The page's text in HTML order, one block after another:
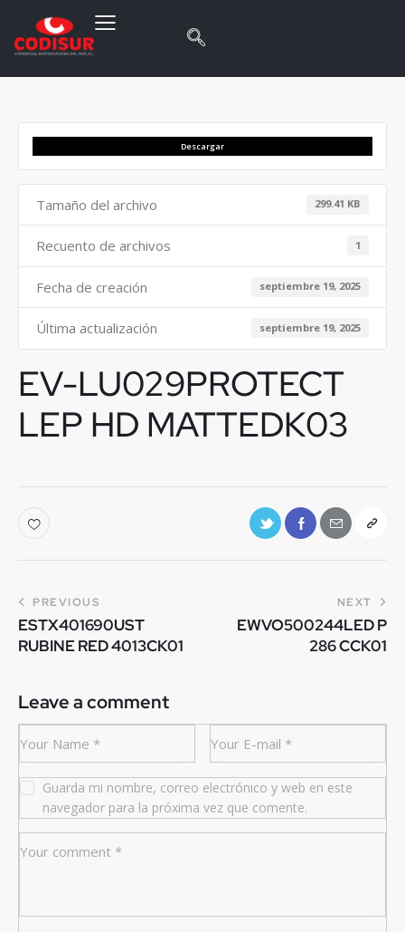
Descargar
Tamaño del archivo 299.41 KB
Recuento de archivos 1
Fecha de creación septiembre 19, 2025
Última actualización septiembre 19, 2025
EV-LU029PROTECT
LEP HD MATTEDK03
PREVIOUS
ESTX401690UST
RUBINE RED 4013CK01
NEXT
EWVO500244LED P
286 CCK01
Leave a comment
Guarda mi nombre, correo electrónico y web en este
navegador para la próxima vez que comente.